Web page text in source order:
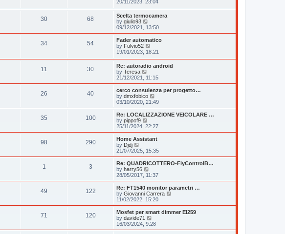
o
s
t
s
t
o
s
t
a
s
t
s
t
t
h
e
a
e
s
t
o
s
t
20/11/2023, 23:04
30 68
Scelta termocamera
by giulio93
i
e
w
t
h
a
e
s
t
p
o
s
t
09/12/2021, 13:50
34 54
Fader automatico
by Fulvio52
i
t
h
e
a
t
e
s
t
o
s
t
19/01/2023, 18:21
11 30
Re: autoradio android
by Teresa
i
e
w
t
h
l
a
t
e
t
o
s
t
21/12/2021, 11:15
26 40
cerco consulenza per progetto…
by dmxfobico
i
e
w
h
l
a
t
e
t
o
s
t
03/10/2020, 21:49
35 100
Re: LOCALIZZAZIONE VEICOLARE …
by pippof9
i
e
w
h
l
a
t
e
t
p
o
s
t
25/11/2024, 22:27
98 290
Home Assistant
by Djdj
i
e
w
t
h
l
a
t
e
t
p
o
s
21/07/2025, 15:35
1 3
Re: QUADRICOTTERO-FlyControlB…
by harry56
i
e
w
t
h
a
t
e
28/05/2017, 11:37
49 122
Re: FT1540 monitor parametri …
by Giovanni Carrera
e
w
11/02/2022, 15:20
71 120
Mosfet per smart dimmer EI259
by davide71
i
e
16/03/2024, 9:28